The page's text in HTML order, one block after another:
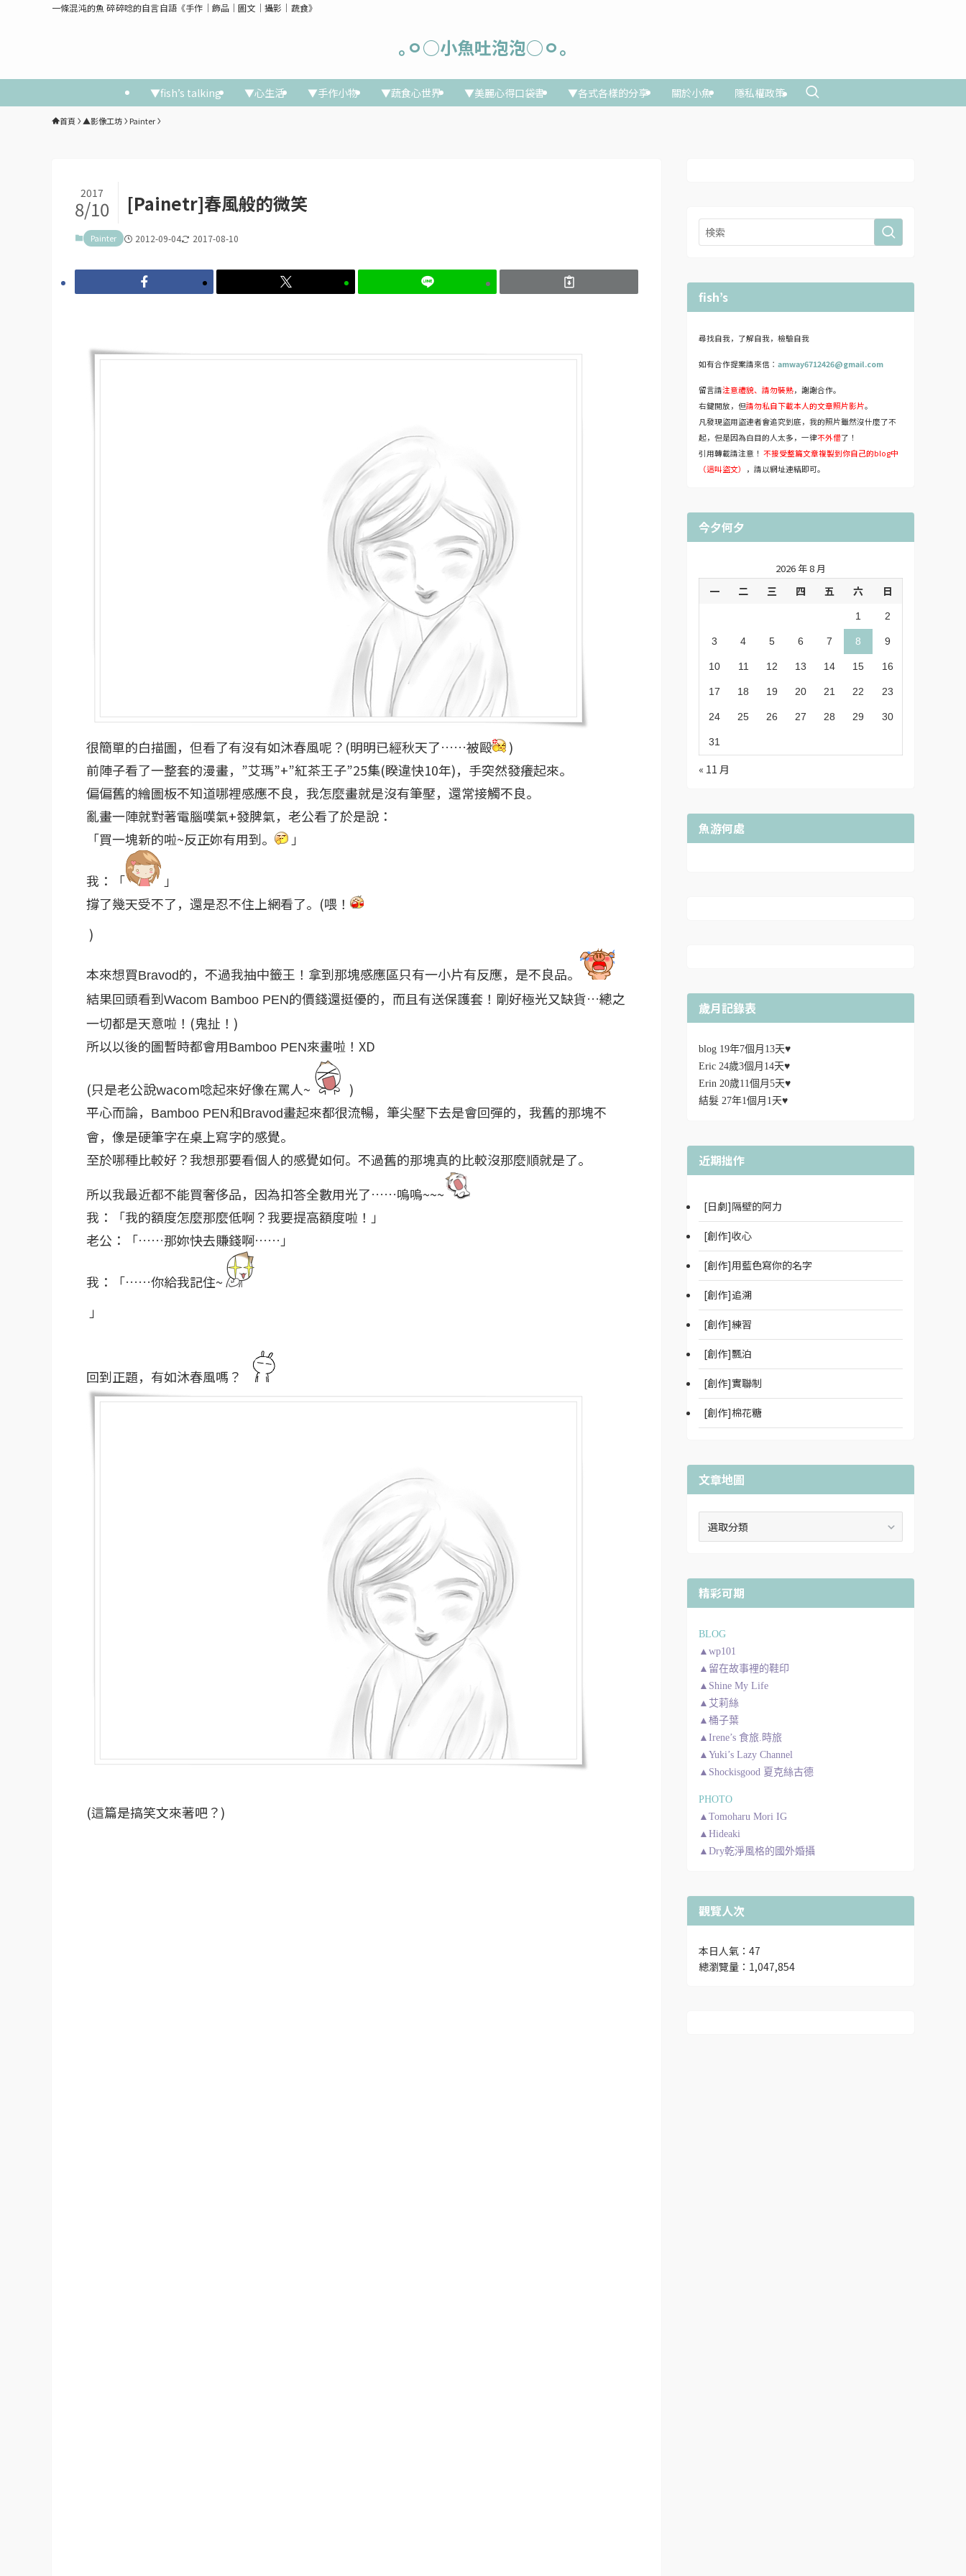
一條混沌的魚 碎碎唸的自言自語《手作│飾品│圖文│攝影│蔬食》
｡ㅇ○小魚吐泡泡○ㅇ｡
▼fish’s talking ▼心生活 ▼手作小物 ▼蔬食心世界 ▼美麗心得口袋書 ▼各式各樣的分享 關於小魚 隱私權政策
首頁 ▲影像工坊 Painter
[Painetr]春風般的微笑
2017
8/10
Painter 2012-09-04 2017-08-10
很簡單的白描圖，但看了有沒有如沐春風呢？(明明已經秋天了……被毆
)
前陣子看了一整套的漫畫，”艾瑪”+”紅茶王子”25集(睽違快10年)，手突然發癢起來。
偏偏舊的繪圖板不知道哪裡感應不良，我怎麼畫就是沒有筆壓，還常接觸不良。
亂畫一陣就對著電腦嘆氣+發脾氣，老公看了於是說：
「買一塊新的啦~反正妳有用到。
」
我：「
」
撐了幾天受不了，還是忍不住上網看了。(喂！
)
本來想買Bravod的，不過我抽中籤王！拿到那塊感應區只有一小片有反應，是不良品。
結果回頭看到Wacom Bamboo PEN的價錢還挺優的，而且有送保護套！剛好極光又缺貨…總之
一切都是天意啦！(鬼扯！)
所以以後的圖暫時都會用Bamboo PEN來畫啦！XD
(只是老公說wacom唸起來好像在罵人~
)
平心而論，
Bamboo PEN和Bravod畫起來都很流暢，筆尖壓下去是會回彈的，我舊的那塊不
會，像是硬筆字在桌上寫字的感覺。
至於哪種比較好？我想那要看個人的感覺如何。不過舊的那塊真的比較沒那麼順就是了。
所以我最近都不能買奢侈品，因為扣答全數用光了……嗚嗚~~~
我：「我的額度怎麼那麼低啊？我要提高額度啦！」
老公：「……那妳快去賺錢啊……」
我：「……你給我記住~
」
回到正題，有如沐春風嗎？
(這篇是搞笑文來著吧？)
fish’s
尋找自我，了解自我，檢驗自我
如有合作提案請來信： amway6712426@gmail.com
留言請注意禮貌、請勿裝熟，謝謝合作。
右鍵開放，但請勿私自下載本人的文章照片影片。
凡發現盜用盜連者會追究到底，我的照片雖然沒什麼了不
起，但是因為白目的人太多，一律不外借了！
引用轉載請注意！ 不接受整篇文章複製到你自己的blog中
（這叫盜文）
，請以網址連結即可。
今夕何夕
2026 年 8 月
一 二 三 四 五 六 日
1 2
3 4 5 6 7 8 9
10 11 12 13 14 15 16
17 18 19 20 21 22 23
24 25 26 27 28 29 30
31
« 11 月
魚游何處
歲月記錄表
blog 19年7個月13天♥
Eric 24歲3個月14天♥
Erin 20歲11個月5天♥
結髮 27年1個月1天♥
近期拙作
[日劇]隔壁的阿力
[創作]收心
[創作]用藍色寫你的名字
[創作]追溯
[創作]練習
[創作]飄泊
[創作]實聯制
[創作]棉花糖
文章地圖
精彩可期
BLOG
▲wp101
▲留在故事裡的鞋印
▲Shine My Life
▲艾莉絲
▲桶子葉
▲Irene’s 食旅.時旅
▲Yuki’s Lazy Channel
▲Shockisgood 夏克絲古德
PHOTO
▲Tomoharu Mori IG
▲Hideaki
▲Dry乾淨風格的國外婚攝
觀覽人次
本日人氣：47
總瀏覽量：1,047,854